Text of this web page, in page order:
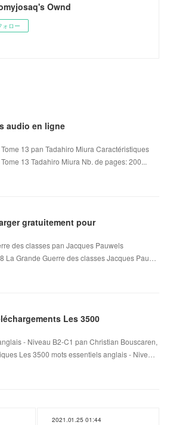
Ownd
ォロー
audio en ligne
13 pan Tadahiro Miura Caractéristiques
13 Tadahiro Miura Nb. de pages: 200...
gratuitement pour
des classes pan Jacques Pauwels
La Grande Guerre des classes Jacques Pau…
Les 3500
- Niveau B2-C1 pan Christian Bouscaren,
Les 3500 mots essentiels anglais - Nive…
2021.01.25 01:44